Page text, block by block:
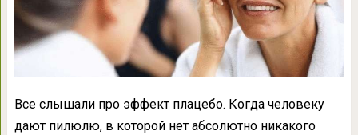
Все слышали про эффект плацебо. Когда человеку
дают пилюлю, в которой нет абсолютно никакого